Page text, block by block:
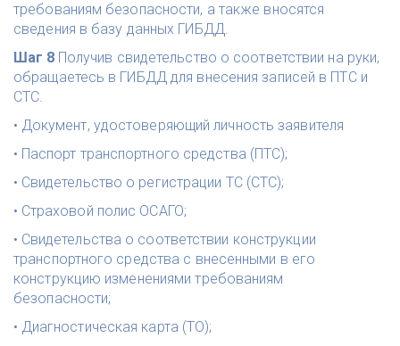
требованиям безопасности, а также вносятся
сведения в базу данных ГИБДД.
Шаг 8 Получив свидетельство о соответствии на руки,
обращаетесь в ГИБДД для внесения записей в ПТС и
СТС.
• Документ, удостоверяющий личность заявителя
• Паспорт транспортного средства (ПТС);
• Свидетельство о регистрации ТС (СТС);
• Страховой полис ОСАГО;
• Свидетельства о соответствии конструкции
транспортного средства с внесенными в его
конструкцию изменениями требованиям
безопасности;
• Диагностическая карта (ТО);